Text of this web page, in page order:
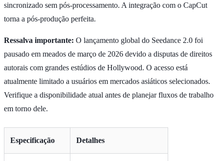
sincronizado sem pós-processamento. A integração com o CapCut
torna a pós-produção perfeita.
Ressalva importante: O lançamento global do Seedance 2.0 foi
pausado em meados de março de 2026 devido a disputas de direitos
autorais com grandes estúdios de Hollywood. O acesso está
atualmente limitado a usuários em mercados asiáticos selecionados.
Verifique a disponibilidade atual antes de planejar fluxos de trabalho
em torno dele.
Especificação Detalhes